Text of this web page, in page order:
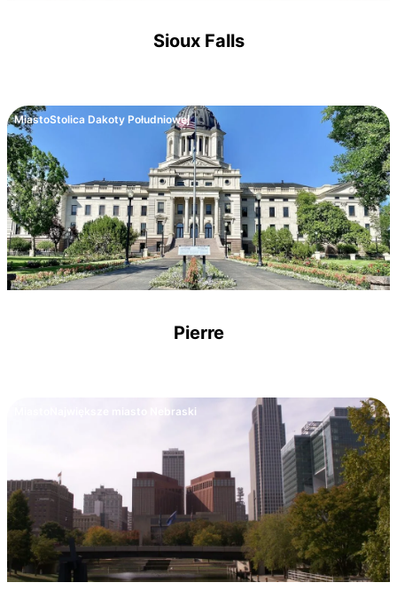
Sioux Falls
MiastoStolica Dakoty Południowej
Pierre
Największe miasto Nebraski